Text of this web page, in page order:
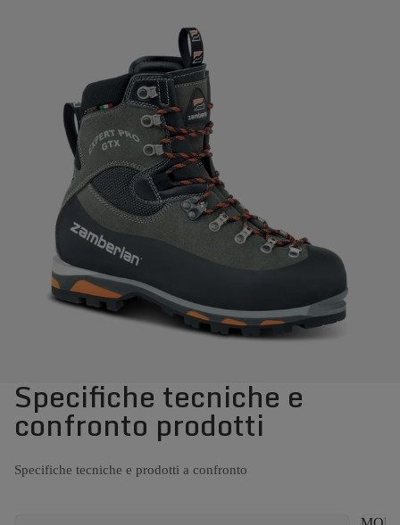
Specifiche tecniche e
confronto prodotti
Specifiche tecniche e prodotti a confronto